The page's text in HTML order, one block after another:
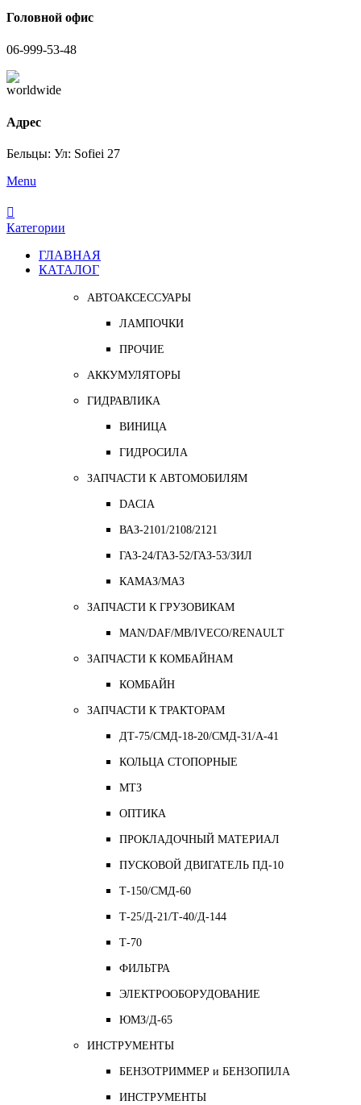
Головной офис
06-999-53-48
Адрес
Бельцы: Ул: Sofiei 27
Menu
Категории
ГЛАВНАЯ
КАТАЛОГ
АВТОАКСЕССУАРЫ
ЛАМПОЧКИ
ПРОЧИЕ
АККУМУЛЯТОРЫ
ГИДРАВЛИКА
ВИНИЦА
ГИДРОСИЛА
ЗАПЧАСТИ К АВТОМОБИЛЯМ
DACIA
ВАЗ-2101/2108/2121
ГАЗ-24/ГАЗ-52/ГАЗ-53/ЗИЛ
КАМАЗ/МАЗ
ЗАПЧАСТИ К ГРУЗОВИКАМ
MAN/DAF/MB/IVECO/RENAULT
ЗАПЧАСТИ К КОМБАЙНАМ
КОМБАЙН
ЗАПЧАСТИ К ТРАКТОРАМ
ДТ-75/СМД-18-20/СМД-31/A-41
КОЛЬЦА СТОПОРНЫЕ
МТЗ
ОПТИКА
ПРОКЛАДОЧНЫЙ МАТЕРИАЛ
ПУСКОВОЙ ДВИГАТЕЛЬ ПД-10
Т-150/СМД-60
Т-25/Д-21/Т-40/Д-144
Т-70
ФИЛЬТРА
ЭЛЕКТРООБОРУДОВАНИЕ
ЮМЗ/Д-65
ИНСТРУМЕНТЫ
БЕНЗОТРИММЕР и БЕНЗОПИЛА
ИНСТРУМЕНТЫ